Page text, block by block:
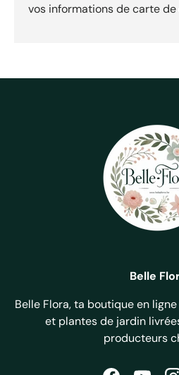
vos informations de carte
Belle
Belle Flora, ta boutique en
et plantes de jardin
producteurs